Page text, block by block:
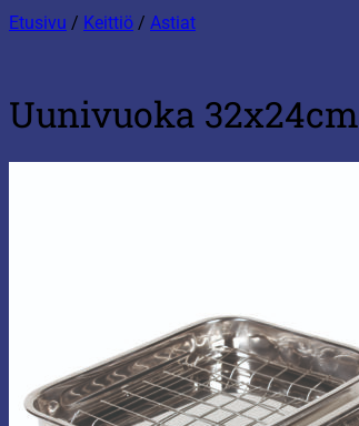
Etusivu / Keittiö / Astiat
Uunivuoka 32x24cm